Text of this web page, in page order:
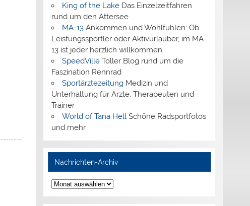
King of the LakeDas Einzelzeitfahren
rund um den Attersee
MA-13Ankommen und Wohlfühlen: Ob
Leistungssportler oder Aktivurlauber, im MA-
13 ist jeder herzlich willkommen.
SpeedVilleToller Blog rund um die
Faszination Rennrad
SportärztezeitungMedizin und
Unterhaltung für Ärzte, Therapeuten und
Trainer
World of Tana Hell Schöne Radsportfotos
und mehr
Nachrichten-Archiv
Nachrichten-
Archiv